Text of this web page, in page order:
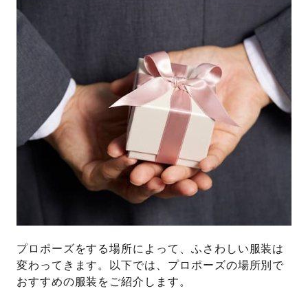
プロポーズをする場所によって、ふさわしい服装は
変わってきます。以下では、プロポーズの場所別で
おすすめの服装をご紹介します。